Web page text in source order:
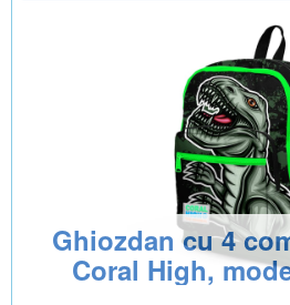
Ghiozdan cu 4
Coral High,